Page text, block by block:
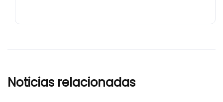
Noticias relacionadas